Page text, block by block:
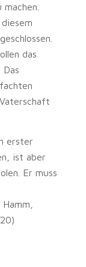
das
erster
ist aber
Er muss